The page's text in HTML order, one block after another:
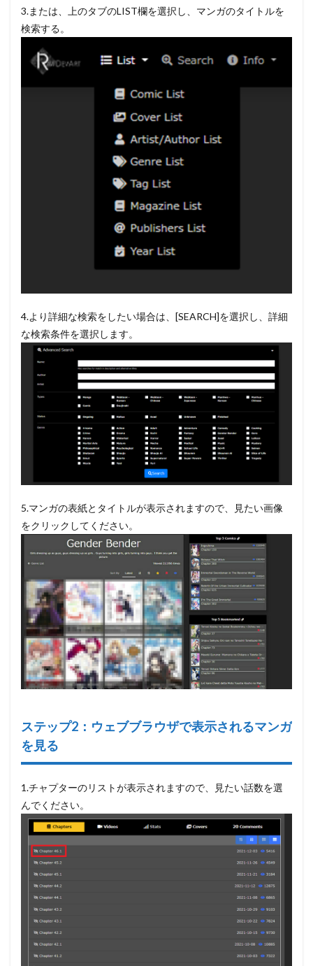
4
Rawdevart
は安全で
すか？3つ
の潜在的
危険性
4.3
ウイ
ルス
の危
険性
まと
め
3.または、上のタブのLIST欄を選択し、マンガのタイトルを
検索する。
4.より詳細な検索をしたい場合は、[SEARCH]を選択し、詳細
な検索条件を選択します。
5.マンガの表紙とタイトルが表示されますので、見たい画像
をクリックしてください。
ステップ2：ウェブブラウザで表示されるマンガ
を見る
1.チャプターのリストが表示されますので、見たい話数を選
んでください。